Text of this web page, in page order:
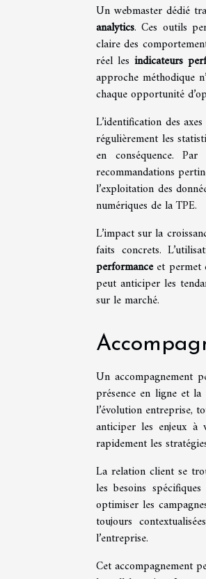
Un webmaster dédié
analytics. Ces outils
claire des
réel lesindicateurs
approche méthodique
chaque opportunité
L’identification des
régulièrement les
en conséquence.
recommandations
l’exploitation des
numériques de la TPE.
L’impact sur la
faits concrets.
performanceet permet
peut anticiper les
sur le marché.
Un accompagnement
présence en ligne et la
l’évolution entreprise,
anticiper les enjeux à
rapidement les
La relation client se
les besoins
optimiser les
toujours
l’entreprise.
Cet accompagnement